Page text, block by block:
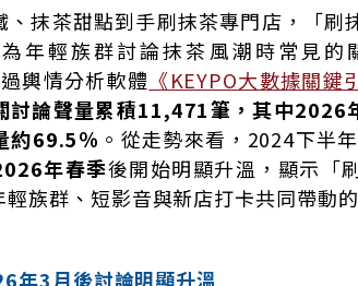
、抹茶甜點到手刷抹茶專門店，「刷
年輕族群討論抹茶風潮時常見的
輿情分析軟體 《KEYPO大數據關鍵
討論聲量累積11,471筆，其中2026
約69.5％ 。從走勢來看，2024下半
年春季後開始明顯升溫，顯示「
族群、短影音與新店打卡共同帶動
年3月後討論明顯升溫